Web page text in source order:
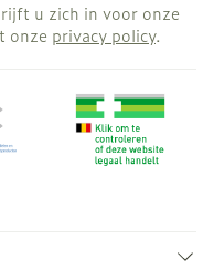
u zich in voor onze
onze privacy policy.